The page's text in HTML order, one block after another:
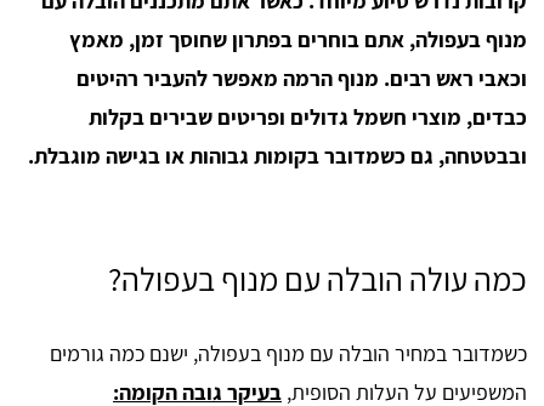
מנוף בעפולה, אתם בוחרים בפתרון שחוסך זמן, מאמץ
וכאבי ראש רבים. מנוף הרמה מאפשר להעביר רהיטים
כבדים, מוצרי חשמל גדולים ופריטים שבירים בקלות
ובבטטחה, גם כשמדובר בקומות גבוהות או בגישה מוגבלת.
כמה עולה הובלה עם מנוף בעפולה?
כשמדובר במחיר הובלה עם מנוף בעפולה, ישנם כמה גורמים
המשפיעים על העלות הסופית, בעיקר גובה הקומה: